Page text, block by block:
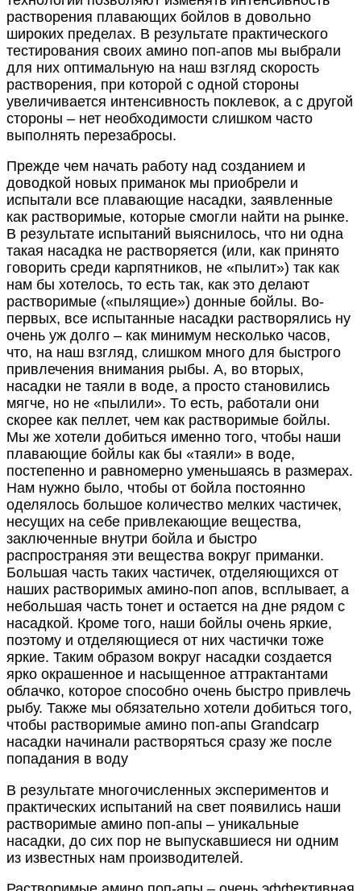
растворения плавающих бойлов в довольно
широких пределах. В результате практического
тестирования своих амино поп-апов мы выбрали
для них оптимальную на наш взгляд скорость
растворения, при которой с одной стороны
увеличивается интенсивность поклевок, а с другой
стороны – нет необходимости слишком часто
выполнять перезабросы.
Прежде чем начать работу над созданием и
доводкой новых приманок мы приобрели и
испытали все плавающие насадки, заявленные
как растворимые, которые смогли найти на рынке.
В результате испытаний выяснилось, что ни одна
такая насадка не растворяется (или, как принято
говорить среди карпятников, не «пылит») так как
нам бы хотелось, то есть так, как это делают
растворимые («пылящие») донные бойлы. Во-
первых, все испытанные насадки растворялись ну
очень уж долго – как минимум несколько часов,
что, на наш взгляд, слишком много для быстрого
привлечения внимания рыбы. А, во вторых,
насадки не таяли в воде, а просто становились
мягче, но не «пылили». То есть, работали они
скорее как пеллет, чем как растворимые бойлы.
Мы же хотели добиться именно того, чтобы наши
плавающие бойлы как бы «таяли» в воде,
постепенно и равномерно уменьшаясь в размерах.
Нам нужно было, чтобы от бойла постоянно
оделялось большое количество мелких частичек,
несущих на себе привлекающие вещества,
заключенные внутри бойла и быстро
распространяя эти вещества вокруг приманки.
Большая часть таких частичек, отделяющихся от
наших растворимых амино-поп апов, всплывает, а
небольшая часть тонет и остается на дне рядом с
насадкой. Кроме того, наши бойлы очень яркие,
поэтому и отделяющиеся от них частички тоже
яркие. Таким образом вокруг насадки создается
ярко окрашенное и насыщенное аттрактантами
облачко, которое способно очень быстро привлечь
рыбу. Также мы обязательно хотели добиться того,
чтобы растворимые амино поп-апы Grandcarp
насадки начинали растворяться сразу же после
попадания в воду
В результате многочисленных экспериментов и
практических испытаний на свет появились наши
растворимые амино поп-апы – уникальные
насадки, до сих пор не выпускавшиеся ни одним
из известных нам производителей.